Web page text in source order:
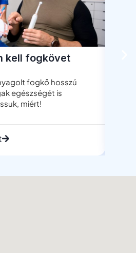
kell fogkövet
fogkő hosszú
egészségét is
miért!